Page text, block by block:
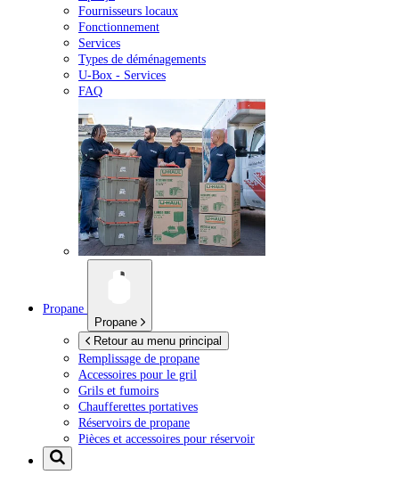
Fournisseurs locaux
Fonctionnement
Services
Types de déménagements
U-Box - Services
FAQ
Propane
Propane
Retour au menu principal
Remplissage de propane
Accessoires pour le gril
Grils et fumoirs
Chaufferettes portatives
Réservoirs de propane
Pièces et accessoires pour réservoir